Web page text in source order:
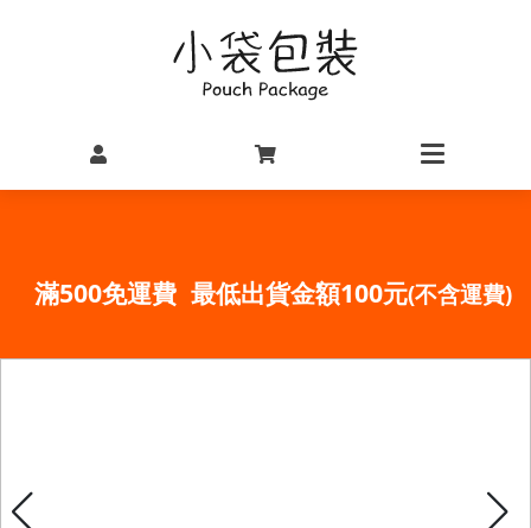
滿500免運費 最低出貨金額100元(不含運費)